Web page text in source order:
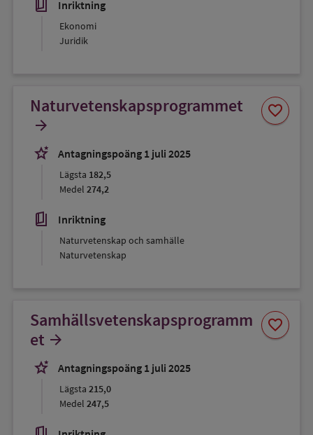
book_5 Inriktning
Ekonomi
Juridik
Naturvetenskapsprogrammet
arrow_forward
stars_2
Antagningspoäng 1 juli 2025
Lägsta 182,5
Medel 274,2
book_5 Inriktning
Naturvetenskap och samhälle
Naturvetenskap
favorite
Spara
som
Samhällsvetenskapsprogramm
et arrow_forward
stars_2
Antagningspoäng 1 juli 2025
Lägsta 215,0
Medel 247,5
favorite
Spara
som